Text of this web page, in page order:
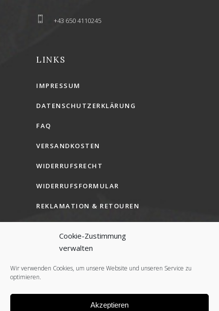
Cookie-Zustimmung
verwalten
Wir verwenden Cookies, um unsere Website und unseren Service zu
optimieren.
Akzeptieren
+43 650 4110245
LINKS
IMPRESSUM
DATENSCHUTZERKLÄRUNG
FAQ
VERSANDKOSTEN
WIDERRUFSRECHT
WIDERRUFSFORMULAR
REKLAMATION & RETOUREN
AGB (B2B)
COOKIE-RICHTLINIE (EU)